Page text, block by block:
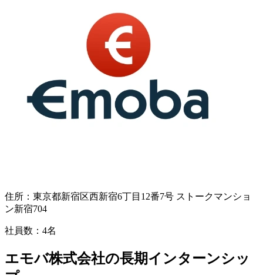
住所： 東京都新宿区西新宿6丁目12番7号 ストークマンショ
ン新宿704
社員数： 4名
エモバ株式会社の長期インターンシッ